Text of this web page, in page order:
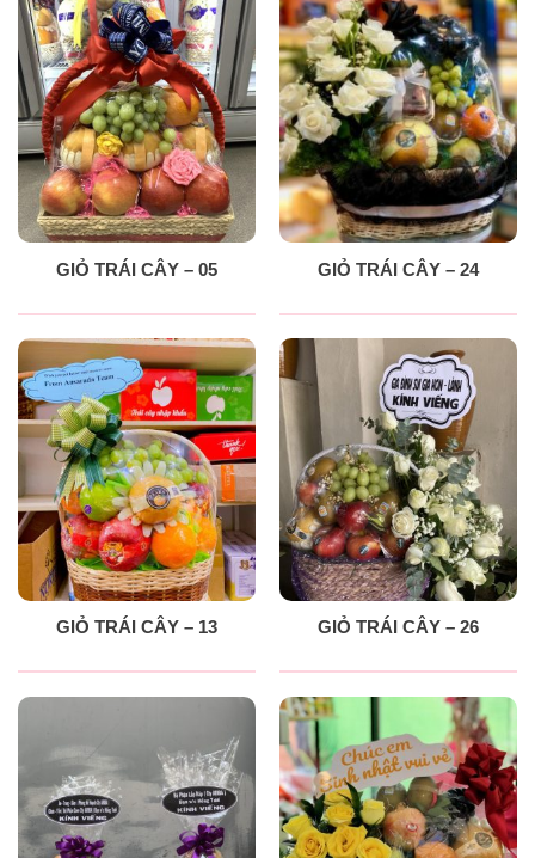
GIỎ TRÁI CÂY – 05 GIỎ TRÁI CÂY – 24
GIỎ TRÁI CÂY – 13 GIỎ TRÁI CÂY – 26